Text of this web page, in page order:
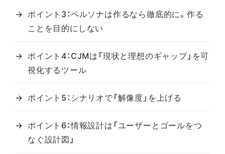
ポイント3：ペルソナは作るなら徹底的に。作る
ことを目的にしない
ポイント4：CJMは「現状と理想のギャップ」を可
視化するツール
ポイント5：シナリオで「解像度」を上げる
ポイント6：情報設計は「ユーザーとゴールをつ
なぐ設計図」